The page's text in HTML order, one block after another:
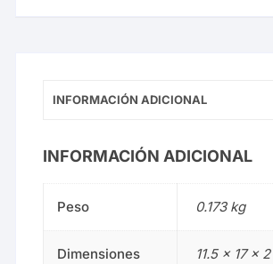
INFORMACIÓN ADICIONAL
INFORMACIÓN ADICIONAL
Peso 0.173 kg
Dimensiones 11.5 × 17 ×